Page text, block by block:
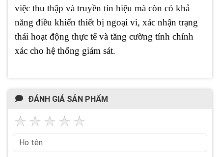
việc thu thập và truyền tín hiệu mà còn có khả
năng điều khiển thiết bị ngoại vi, xác nhận trạng
thái hoạt động thực tế và tăng cường tính chính
xác cho hệ thống giám sát.
ĐÁNH GIÁ SẢN PHẨM